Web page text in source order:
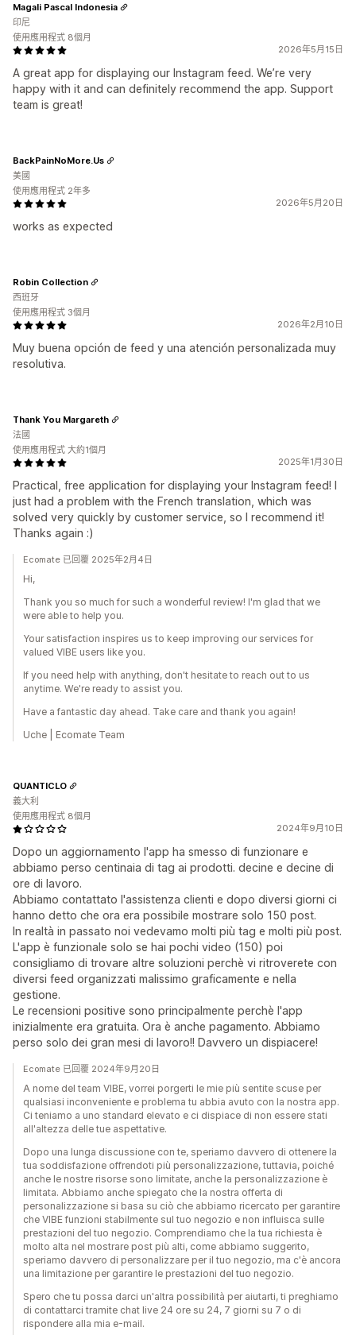
2026年5月15日
A great app for displaying our Instagram feed. We’re very
happy with it and can definitely recommend the app. Support
team is great!
Magali Pascal Indonesia
印尼
使用應用程式 8個月
2026年5月20日
works as expected
BackPainNoMore.Us
美國
使用應用程式 2年多
2026年2月10日
Muy buena opción de feed y una atención personalizada muy
resolutiva.
Robin Collection
西班牙
使用應用程式 3個月
2025年1月30日
Practical, free application for displaying your Instagram feed! I
just had a problem with the French translation, which was
solved very quickly by customer service, so I recommend it!
Thanks again :)
Thank You Margareth
法國
使用應用程式 大約1個月
Ecomate 已回覆 2025年2月4日
Hi,
Thank you so much for such a wonderful review! I'm glad that we
were able to help you.
Your satisfaction inspires us to keep improving our services for
valued VIBE users like you.
If you need help with anything, don't hesitate to reach out to us
anytime. We're ready to assist you.
Have a fantastic day ahead. Take care and thank you again!
Uche | Ecomate Team
2024年9月10日
Dopo un aggiornamento l'app ha smesso di funzionare e
abbiamo perso centinaia di tag ai prodotti. decine e decine di
ore di lavoro.
Abbiamo contattato l'assistenza clienti e dopo diversi giorni ci
hanno detto che ora era possibile mostrare solo 150 post.
In realtà in passato noi vedevamo molti più tag e molti più post.
L'app è funzionale solo se hai pochi video (150) poi
consigliamo di trovare altre soluzioni perchè vi ritroverete con
diversi feed organizzati malissimo graficamente e nella
gestione.
Le recensioni positive sono principalmente perchè l'app
inizialmente era gratuita. Ora è anche pagamento. Abbiamo
perso solo dei gran mesi di lavoro!! Davvero un dispiacere!
QUANTICLO
義大利
使用應用程式 8個月
Ecomate 已回覆 2024年9月20日
A nome del team VIBE, vorrei porgerti le mie più sentite scuse per
qualsiasi inconveniente e problema tu abbia avuto con la nostra app.
Ci teniamo a uno standard elevato e ci dispiace di non essere stati
all'altezza delle tue aspettative.
Dopo una lunga discussione con te, speriamo davvero di ottenere la
tua soddisfazione offrendoti più personalizzazione, tuttavia, poiché
anche le nostre risorse sono limitate, anche la personalizzazione è
limitata. Abbiamo anche spiegato che la nostra offerta di
personalizzazione si basa su ciò che abbiamo ricercato per garantire
che VIBE funzioni stabilmente sul tuo negozio e non influisca sulle
prestazioni del tuo negozio. Comprendiamo che la tua richiesta è
molto alta nel mostrare post più alti, come abbiamo suggerito,
speriamo davvero di personalizzare per il tuo negozio, ma c'è ancora
una limitazione per garantire le prestazioni del tuo negozio.
Spero che tu possa darci un'altra possibilità per aiutarti, ti preghiamo
di contattarci tramite chat live 24 ore su 24, 7 giorni su 7 o di
rispondere alla mia e-mail.